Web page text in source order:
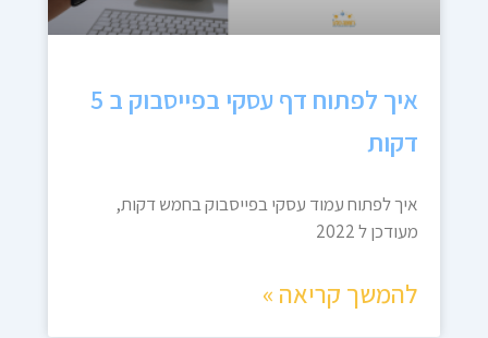
איך לפתוח דף עסקי בפייסבוק ב 5
דקות
איך לפתוח עמוד עסקי בפייסבוק בחמש דקות,
מעודכן ל 2022
להמשך קריאה »